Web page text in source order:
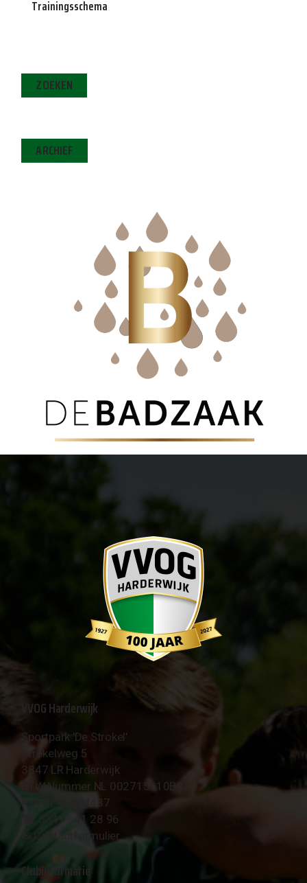
Trainingsschema
ZOEKEN
ARCHIEF
VVOG Harderwijk
Sportpark 'De Strokel'
Strokelweg 5
3847 LR Harderwijk
BTW Nummer NL 002715910B01
KvK Nr 40094437
☎︎ 0341 - 41 28 96
✉︎ Contactformulier
Clubinformatie